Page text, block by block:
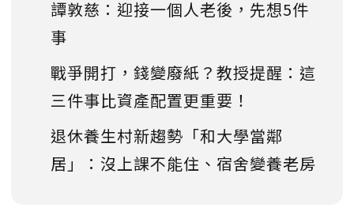
譚敦慈：迎接一個人老後，先想5件
事
戰爭開打，錢變廢紙？教授提醒：這
三件事比資產配置更重要！
退休養生村新趨勢「和大學當鄰
居」：沒上課不能住、宿舍變養老房